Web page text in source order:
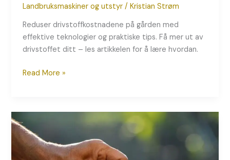
Landbruksmaskiner og utstyr /Kristian Strøm
Reduser drivstoffkostnadene på gården med
effektive teknologier og praktiske tips. Få mer ut av
drivstoffet ditt – les artikkelen for å lære hvordan.
Read More »
Kalibrerer
Du
En